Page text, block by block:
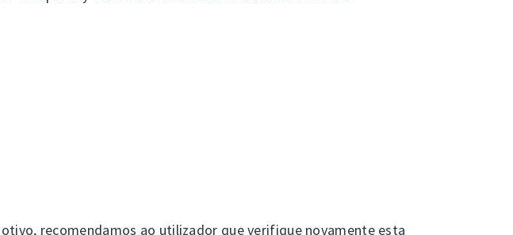
recomendamos ao utilizador que verifique novamente esta